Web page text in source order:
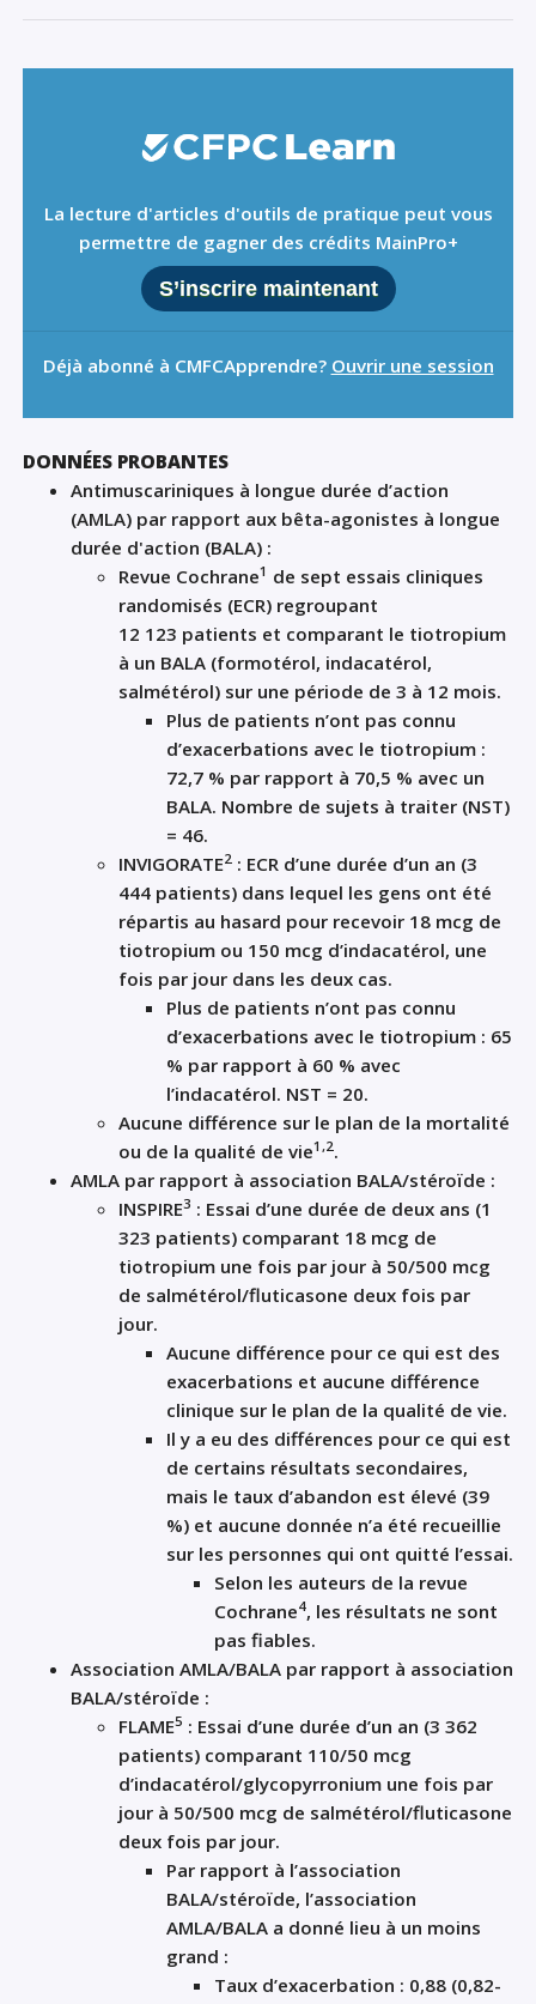
La lecture d'articles d'outils de pratique peut vous
permettre de gagner des crédits MainPro+
S’inscrire maintenant
Déjà abonné à CMFCApprendre? Ouvrir une session
DONNÉES PROBANTES
Antimuscariniques à longue durée d’action
(AMLA) par rapport aux bêta-agonistes à longue
durée d'action (BALA) :
Revue Cochrane1 de sept essais cliniques
randomisés (ECR) regroupant
12 123 patients et comparant le tiotropium
à un BALA (formotérol, indacatérol,
salmétérol) sur une période de 3 à 12 mois.
Plus de patients n’ont pas connu
d’exacerbations avec le tiotropium :
72,7 % par rapport à 70,5 % avec un
BALA. Nombre de sujets à traiter (NST)
= 46.
INVIGORATE2 : ECR d’une durée d’un an (3
444 patients) dans lequel les gens ont été
répartis au hasard pour recevoir 18 mcg de
tiotropium ou 150 mcg d’indacatérol, une
fois par jour dans les deux cas.
Plus de patients n’ont pas connu
d’exacerbations avec le tiotropium : 65
% par rapport à 60 % avec
l’indacatérol. NST = 20.
Aucune différence sur le plan de la mortalité
ou de la qualité de vie1,2.
AMLA par rapport à association BALA/stéroïde :
INSPIRE3 : Essai d’une durée de deux ans (1
323 patients) comparant 18 mcg de
tiotropium une fois par jour à 50/500 mcg
de salmétérol/fluticasone deux fois par
jour.
Aucune différence pour ce qui est des
exacerbations et aucune différence
clinique sur le plan de la qualité de vie.
Il y a eu des différences pour ce qui est
de certains résultats secondaires,
mais le taux d’abandon est élevé (39
%) et aucune donnée n’a été recueillie
sur les personnes qui ont quitté l’essai.
Selon les auteurs de la revue
Cochrane4, les résultats ne sont
pas fiables.
Association AMLA/BALA par rapport à association
BALA/stéroïde :
FLAME5 : Essai d’une durée d’un an (3 362
patients) comparant 110/50 mcg
d’indacatérol/glycopyrronium une fois par
jour à 50/500 mcg de salmétérol/fluticasone
deux fois par jour.
Par rapport à l’association
BALA/stéroïde, l’association
AMLA/BALA a donné lieu à un moins
grand :
Taux d’exacerbation : 0,88 (0,82-